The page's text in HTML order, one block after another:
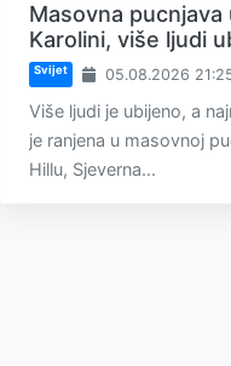
Masovna pucnjava
Karolini, više ljudi
Svijet 05.08.2026
Više ljudi je ubijeno, a
je ranjena u masovnoj
Hillu, Sjeverna...